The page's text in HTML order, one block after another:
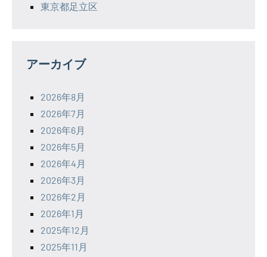
東京都足立区
アーカイブ
2026年8月
2026年7月
2026年6月
2026年5月
2026年4月
2026年3月
2026年2月
2026年1月
2025年12月
2025年11月